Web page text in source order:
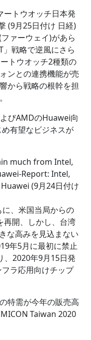
トウオッチ日本発
(9月25日付け 日経)
ァーウェイ)があら
戦略で逆風にさら
トウオッチ2種類の
ンとの連携機能が売
から戦略の根幹を担
びAMDのHuawei向
有望なビジネスが
much from Intel,
Report: Intel,
(9月24日付け
、米国当局からの
開、しかし、台湾
な高みを見込まない
年5月に最初に禁止
、2020年9月15日発
ラ応用向けチップ
特需が今年の販売高
Taiwan 2020